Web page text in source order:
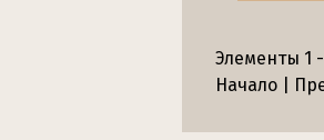
Элементы 1
Начало |